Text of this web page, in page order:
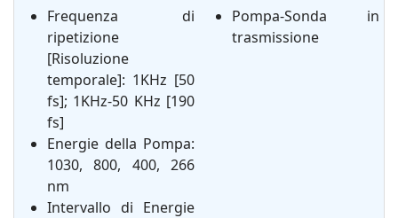
Frequenza di
ripetizione
[Risoluzione
temporale]: 1KHz [50
fs]; 1KHz-50 KHz [190
fs]
Energie della Pompa:
1030, 800, 400, 266
nm
Intervallo di Energie
Pompa-Sonda in
trasmissione